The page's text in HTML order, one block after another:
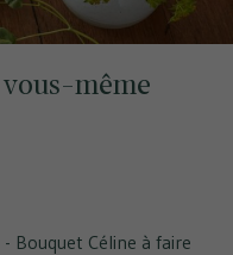
même
Bouquet Céline à faire